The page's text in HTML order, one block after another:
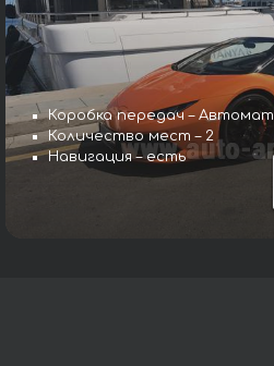
Коробка передач – Автомат
Количество мест – 2
Навигация – есть